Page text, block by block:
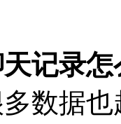
记录
数据